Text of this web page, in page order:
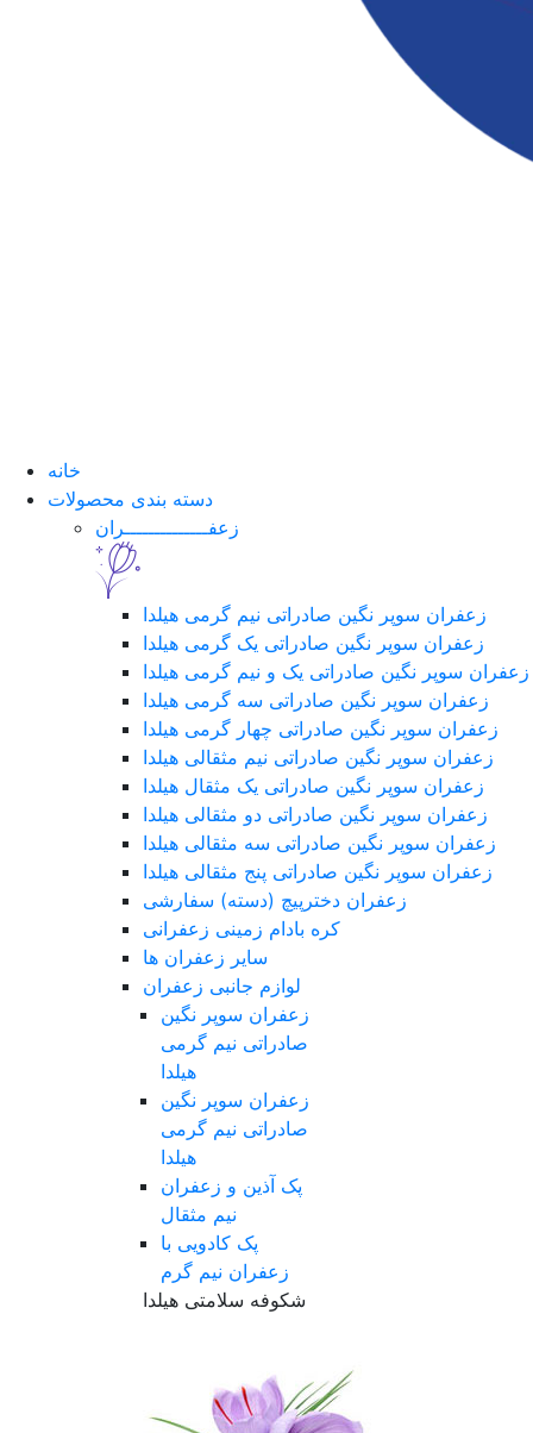
خانه
دسته بندی محصولات
زعفــــــــــــــران
زعفران سوپر نگین صادراتی نیم گرمی هیلدا
زعفران سوپر نگین صادراتی یک گرمی هیلدا
زعفران سوپر نگین صادراتی یک و نیم گرمی هیلدا
زعفران سوپر نگین صادراتی سه گرمی هیلدا
زعفران سوپر نگین صادراتی چهار گرمی هیلدا
زعفران سوپر نگین صادراتی نیم مثقالی هیلدا
زعفران سوپر نگین صادراتی یک مثقال هیلدا
زعفران سوپر نگین صادراتی دو مثقالی هیلدا
زعفران سوپر نگین صادراتی سه مثقالی هیلدا
زعفران سوپر نگین صادراتی پنج مثقالی هیلدا
زعفران دخترپیچ (دسته) سفارشی
کره بادام زمینی زعفرانی
سایر زعفران ها
لوازم جانبی زعفران
زعفران سوپر نگین
صادراتی نیم گرمی
هیلدا
زعفران سوپر نگین
صادراتی نیم گرمی
هیلدا
پک آذین و زعفران
نیم مثقال
پک کادویی با
زعفران نیم گرم
شکوفه سلامتی هیلدا